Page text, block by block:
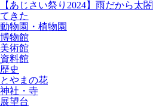
【あじさい祭り2024】雨だから太
てきた
動物園・植物園
博物館
美術館
資料館
歴史
とやまの花
神社・寺
展望台